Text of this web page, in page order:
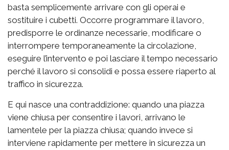
basta semplicemente arrivare con gli operai e
sostituire i cubetti. Occorre programmare il lavoro,
predisporre le ordinanze necessarie, modificare o
interrompere temporaneamente la circolazione,
eseguire l’intervento e poi lasciare il tempo necessario
perché il lavoro si consolidi e possa essere riaperto al
traffico in sicurezza.
E qui nasce una contraddizione: quando una piazza
viene chiusa per consentire i lavori, arrivano le
lamentele per la piazza chiusa; quando invece si
interviene rapidamente per mettere in sicurezza un